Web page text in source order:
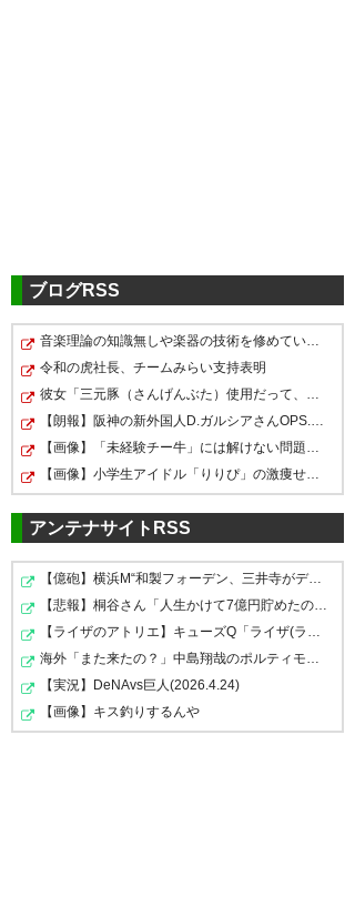
ロッベン引退は驚き
— ぐーちこ (cheluuuuuuuu)
2019, 7月 5
FC東京とロッベンどうなってた
んだろ
— 酉 (tri2008we)2019, 7月 5
ロッベン引退！？ まだまだ行け
るやろ！！ FC東京来る噂なんだ
ったんだよ！！ もったいないっ
て！
— 桜川 (h6_nostalgia)2019, 7
月 5
ロッベンには是非東京で最後に
夢を叶えて欲しかった。今まで
お疲れ様でした！
2004年のEUROで左WGとして
チェコの右サイドを斬り裂きま
くり、「チェコ戦の敗因はロッ
ベンを下げたこと」とまで言わ
れた、あのインパクトは忘れら
れない
— リヨン侍 左SBはよ来い🇫🇷
⭐️⭐️ (lyonsamurai)2019, 7月 5
ロッベン引退かぁ 日本に来て欲
ブログRSS
令和の虎社長、チームみらい支持表明
アンテナサイトRSS
【億砲】横浜M“和製フォーデン、三井寺がデビューｗｗｗ…
【実況】DeNAvs巨人(2026.4.24)
【画像】キス釣りするんや